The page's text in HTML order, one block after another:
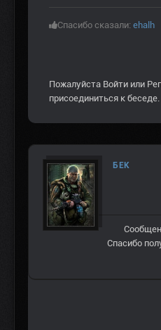
Спасибо сказали: ehalh
Пожалуйста Войти или
присоединиться к беседе.
БЕК
Спасибо